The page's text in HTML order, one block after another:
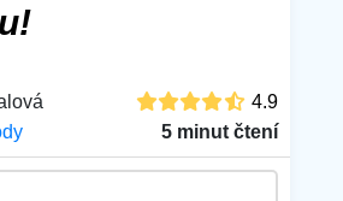
4.9
5 minut čtení